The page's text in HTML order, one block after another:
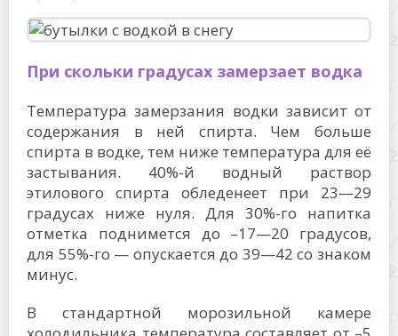
При скольки градусах замерзает водка
Температура замерзания водки зависит от
содержания в ней спирта. Чем больше
спирта в водке, тем ниже температура для её
застывания. 40%-й водный раствор
этилового спирта обледенеет при 23—29
градусах ниже нуля. Для 30%-го напитка
отметка поднимется до –17—20 градусов,
для 55%-го — опускается до 39—42 со знаком
минус.
В стандартной морозильной камере